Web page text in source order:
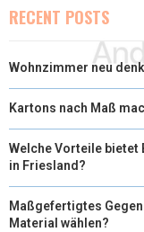
RECENT POSTS
Wohnzimmer neu
Kartons nach Maß
Welche Vorteile bietet
in Friesland?
Maßgefertigtes
Material wählen?